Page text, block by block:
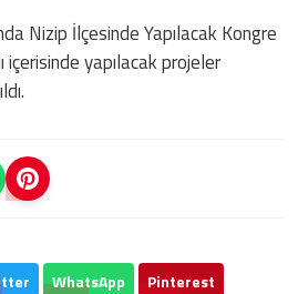
Nizip İlçesinde Yapılacak Kongre
içerisinde yapılacak projeler
WhatsApp Pinterest